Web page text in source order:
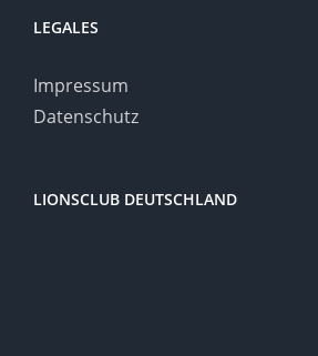
LEGALES
Impressum
Datenschutz
LIONSCLUB DEUTSCHLAND